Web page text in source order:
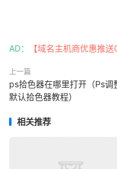
AD： 【域名主机商优惠推送
上一篇
ps拾色器在哪里打开（Ps调
默认拾色器教程）
相关推荐